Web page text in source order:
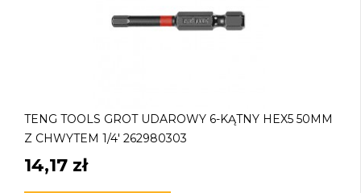
TENG TOOLS GROT UDAROWY 6-KĄTNY HEX5 50MM
Z CHWYTEM 1/4' 262980303
14,17 zł